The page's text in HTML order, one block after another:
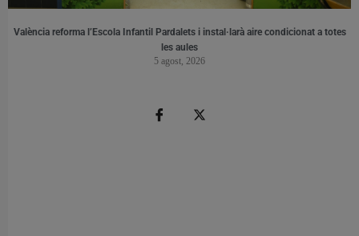
València reforma l’Escola Infantil Pardalets i instal·larà aire condicionat a totes
les aules
5 agost, 2026